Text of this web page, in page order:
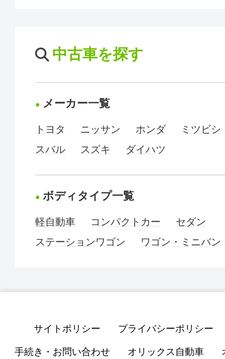
中古車を探す
メーカー一覧
トヨタ ニッサン ホンダ
ミツビシ
スバル
スズキ ダイハツ
ボディタイプ一覧
軽自動車 コンパクトカー
セダン
ステーションワゴン
ワゴン・ミニバン
サイトポリシー プライバシーポリシー
手続き・お問い合わせ オリックス自動車